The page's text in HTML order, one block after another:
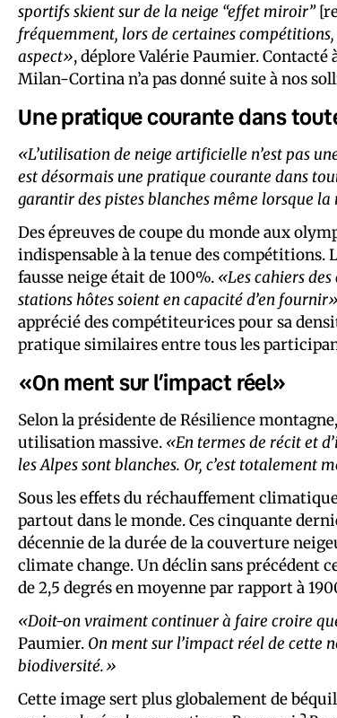
sportifs skient sur de la neige “effet miroir”
fréquemment, lors de certaines
aspect», déplore Valérie Paumier.
Milan-Cortina n’a pas donné suite à nos
Une pratique courante dans
«L’utilisation de neige artificielle n’est pas
est désormais une pratique courante dans
garantir des pistes blanches même lorsque
Des épreuves de coupe du monde aux
indispensable à la tenue des compétitions.
fausse neige était de 100%. «Les cahiers
stations hôtes soient en capacité d’en fournir»
apprécié des compétiteur·ices pour sa
pratique similaires entre tous les
«On ment sur l’impact réel»
Selon la présidente de Résilience
utilisation massive. «En termes de récit et
les Alpes sont blanches. Or, c’est totalement
Sous les effets du réchauffement
partout dans le monde. Ces cinquante
décennie de la durée de la couverture
climate change. Un déclin sans précédent
de 2,5 degrés en moyenne par rapport à
«Doit-on vraiment continuer à faire croire
Paumier. On ment sur l’impact réel de cette
biodiversité.»
Cette image sert plus globalement de